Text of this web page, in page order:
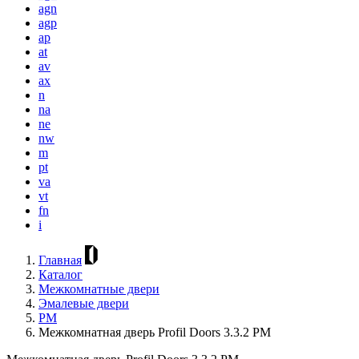
agn
agp
ap
at
av
ax
n
na
ne
nw
m
pt
va
vt
fn
i
Главная
Каталог
Межкомнатные двери
Эмалевые двери
PM
Межкомнатная дверь Profil Doors 3.3.2 PM